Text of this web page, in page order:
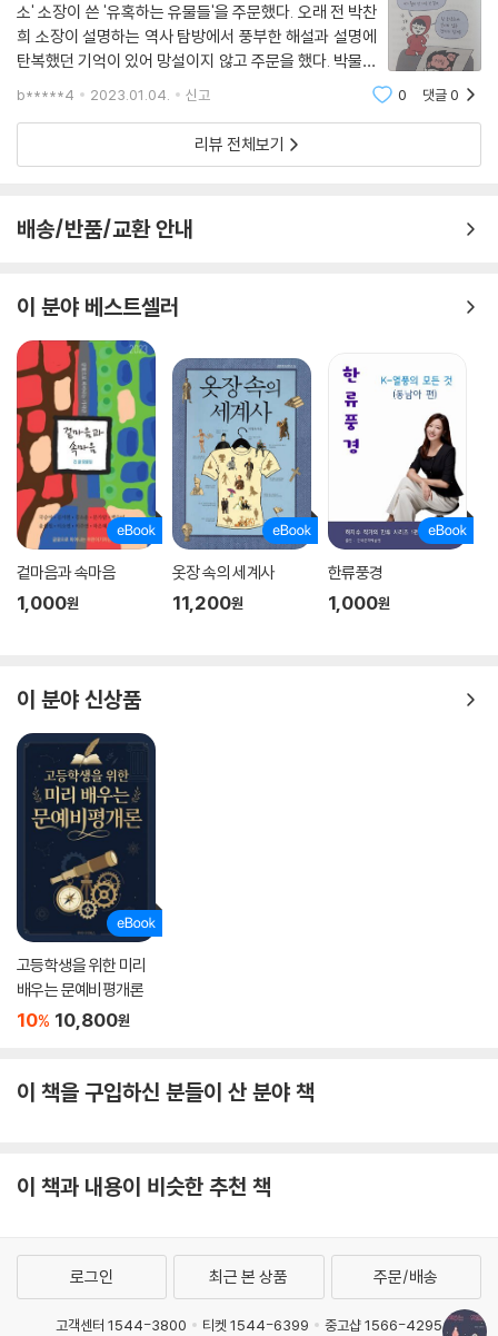
‘금동반가사유상’에 관한 묘사 한 부분을 보자. “힘을 주어야 할 부분은 놓
치지 않고 힘을 주었다. 오른쪽 뺨에 댄 손가락들, 특히 새끼손가락을 보는
순간 내 손가락에도 힘이 들어간다. 사유하는 자세를 자연스럽게 만들려고
이 팽팽한 긴장감을 일으킨다. 사유에 몰두하다 자기도 모르게 다다른 절
정의 순간을 약간 구부러진 오른쪽 엄지발가락으로 묘사했다. 예리하게 관
다.”(62~63쪽) 이렇게 이 책은 저자가 유물에 유혹당하고 스며드는 여정
을 보여주는 데 초점을 맞춘다. 유물에 대한 지식 대신 유물과 어떻게 만났
어떻게 바뀌었는지를 담았다. 또한 임지이 작가 특유의 유머러스한 그림을
박물관에서 어슬렁거리기, 멍때리기 : 유물과 친해지는 가장 쉬운 방법
박찬희박물관연구소장 박찬희는 박물관에 자주 간다. 어림잡아 일주일에
한두 번 이상 전시를 보러, 회의를 하러, 글을 쓰러, 머리를 식히러, 가끔은
가지 않으면 허전해서. 그에게 박물관은 그만큼 재미있고 매력적인 곳이
다. 보통은 박물관에서 혼자 전시실을 어슬렁거린다. 별다른 목적 없이 발
길 닿는 대로, 눈길 가는 대로, 마음 움직이는 대로 간다. 그러다 멈추고 보
고 다시 간다. 소요(逍遙)하기라고 할까. 박물관을 소요하는 건 산책과 비
슷하다. 전시실은 작은 숲이고, 유물은 나무다. 숲을 산책하며 만나는 뜻밖
의 일로 점점 내 안이 가득 차는 것처럼 박물관도 그렇다.
로 유물에 매혹당하는 순간이다. 볼 만큼 봐서 새로울 것 없다고 여긴 유물
에서, 처음 보는 낯선 유물에서 그 순간을 맞이한다. 이럴 때면 유물과 내가
강력하게 이어졌다는 느낌을 받는다. 모든 것이 멈춘 듯, 유물 속으로 갑자
기 빨려들어 가는 듯 경이롭다. 무방비 상태로 매혹당한다. 그러면 애쓰지
않고 그저 그 앞에 잠시 조용히 머무른다. 그러는 사이 유물이 나에게 스며
든다. 감동을 넘어 위로와 공감을 받기도 한다.
“푹신한 둥근 의자에 앉아 두 불상을 보고 있으면 마음이 편안해진다. 모닥
불을 보며 멍하니 있는 불멍이 있는가 하면 불상을 보고 멍하니 있는 ‘불
멍’도 있다. 한번 자리를 잡으면 쉽게 일어나지 못한다.”(224쪽)
언제 이런 순간이 올지 모르지만 분명한 건, 꼭 일어난다는 거다. 다시 박물
소' 소장이 쓴 '유혹하는 유물들'을 주문했다. 오래 전 박찬
희 소장이 설명하는 역사 탐방에서 풍부한 해설과 설명에
탄복했던 기억이 있어 망설이지 않고 주문을 했다. 박물관
큐레이터에서 역사 유물 작가로 변신한 박찬희 소장의 신
식과 유물에 대한 깊이 있는 관람 태도
b*****4 2023.01.04. 신고 0 댓글0
리뷰 전체보기
배송/반품/교환 안내
이 분야 베스트셀러
겉마음과 속마음
1,000원
옷장 속의 세계사
11,200원
한류풍경
1,000원
이 분야 신상품
고등학생을 위한 미리
배우는 문예비평개론
10% 10,800원
이 책을 구입하신 분들이 산 분야 책
이 책과 내용이 비슷한 추천 책
로그인 최근 본 상품 주문/배송
고객센터 1544-3800 티켓 1544-6399 중고샵 1566-4295